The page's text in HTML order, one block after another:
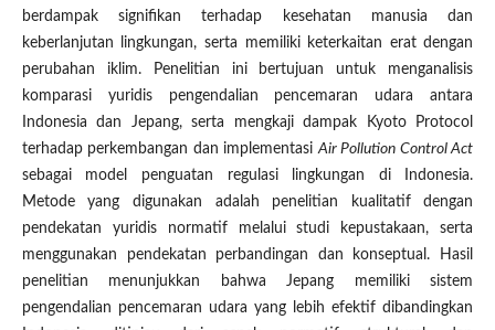
berdampak signifikan terhadap kesehatan manusia dan
keberlanjutan lingkungan, serta memiliki keterkaitan erat dengan
perubahan iklim. Penelitian ini bertujuan untuk menganalisis
komparasi yuridis pengendalian pencemaran udara antara
Indonesia dan Jepang, serta mengkaji dampak Kyoto Protocol
terhadap perkembangan dan implementasiAir Pollution Control Act
sebagai model penguatan regulasi lingkungan di Indonesia.
Metode yang digunakan adalah penelitian kualitatif dengan
pendekatan yuridis normatif melalui studi kepustakaan, serta
menggunakan pendekatan perbandingan dan konseptual. Hasil
penelitian menunjukkan bahwa Jepang memiliki sistem
pengendalian pencemaran udara yang lebih efektif dibandingkan